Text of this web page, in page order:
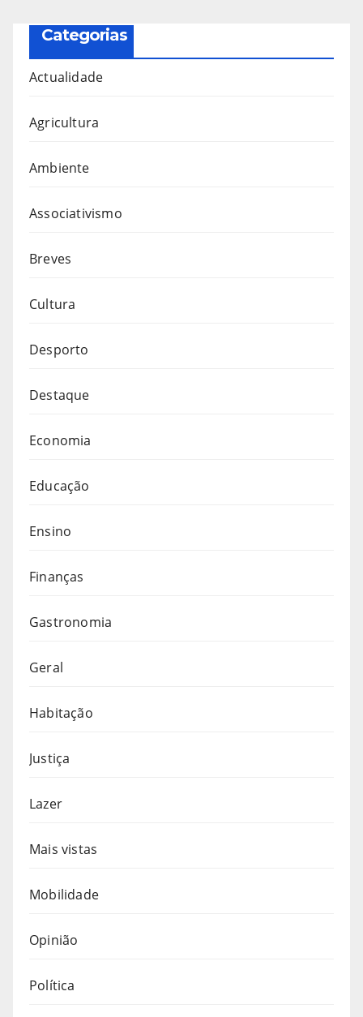
Categorias
Actualidade
Agricultura
Ambiente
Associativismo
Breves
Cultura
Desporto
Destaque
Economia
Educação
Ensino
Finanças
Gastronomia
Geral
Habitação
Justiça
Lazer
Mais vistas
Mobilidade
Opinião
Política